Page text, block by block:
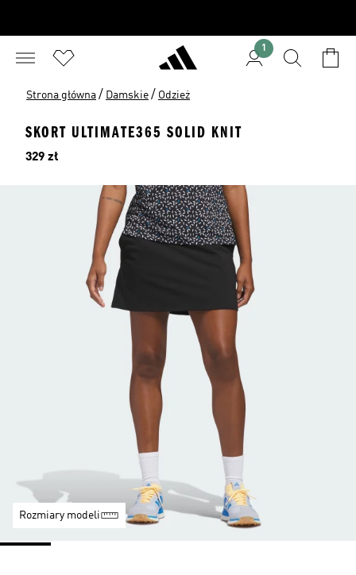
1
Strona główna / Damskie / Odzież
SKORT ULTIMATE365 SOLID KNIT
Cena
329 zł
Rozmiary modeli